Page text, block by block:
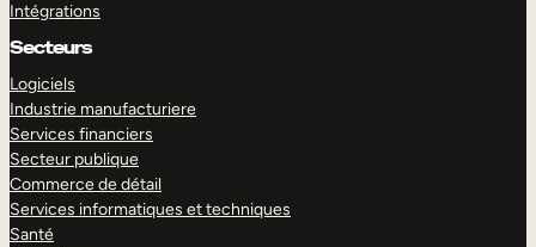
Intégrations
Secteurs
Logiciels
Industrie manufacturiere
Services financiers
Secteur publique
Commerce de détail
Services informatiques et techniques
Santé